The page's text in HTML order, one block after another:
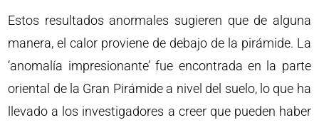
Estos resultados anormales sugieren que de alguna
manera, el calor proviene de debajo de la pirámide. La
‘anomalía impresionante’ fue encontrada en la parte
oriental de la Gran Pirámide a nivel del suelo, lo que ha
llevado a los investigadores a creer que pueden haber